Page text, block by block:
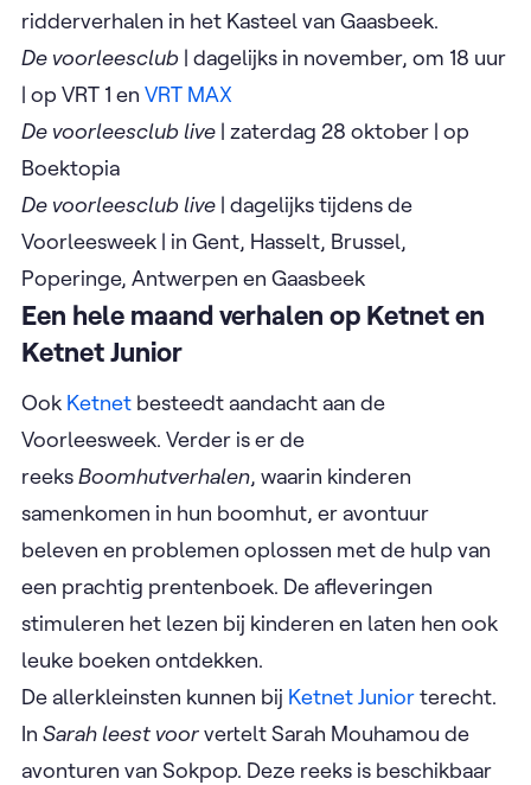
ridderverhalen in het Kasteel van Gaasbeek.
De voorleesclub | dagelijks in november, om 18 uur
| op VRT 1 en VRT MAX
De voorleesclub live | zaterdag 28 oktober | op
Boektopia
De voorleesclub live | dagelijks tijdens de
Voorleesweek | in Gent, Hasselt, Brussel,
Poperinge, Antwerpen en Gaasbeek
Een hele maand verhalen op Ketnet en
Ketnet Junior
Ook Ketnet besteedt aandacht aan de
Voorleesweek. Verder is er de
reeksBoomhutverhalen, waarin kinderen
samenkomen in hun boomhut, er avontuur
beleven en problemen oplossen met de hulp van
een prachtig prentenboek. De afleveringen
stimuleren het lezen bij kinderen en laten hen ook
leuke boeken ontdekken.
De allerkleinsten kunnen bij Ketnet Juniorterecht.
In Sarah leest voorvertelt Sarah Mouhamou de
avonturen van Sokpop. Deze reeks is beschikbaar